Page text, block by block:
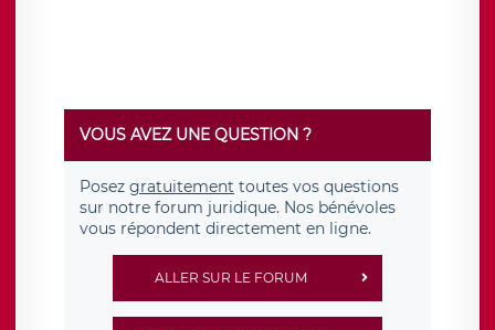
VOUS AVEZ UNE QUESTION ?
Posez gratuitement toutes vos questions
sur notre forum juridique. Nos bénévoles
vous répondent directement en ligne.
ALLER SUR LE FORUM